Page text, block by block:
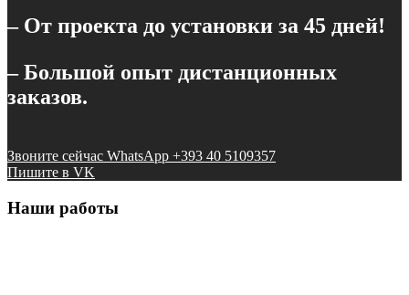
– От проекта до установки за 45 дней!
– Большой опыт дистанционных
заказов.
Звоните сейчас WhatsApp +393 40 5109357
Пишите в VK
Наши работы